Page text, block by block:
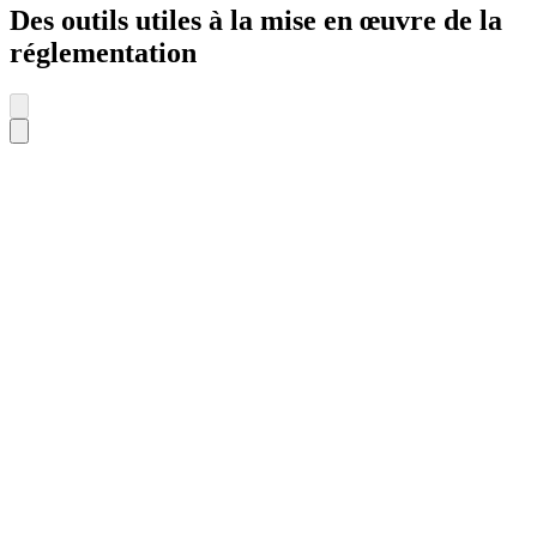
Des outils utiles à la mise en œuvre de la
réglementation